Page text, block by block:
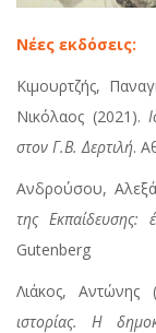
Νέες εκδόσεις:
Κιμουρτζής,
Νικόλαος (2021).
στον Γ.Β. Δερτιλή.
Ανδρούσου,
της Εκπαίδευσης:
Gutenberg
Λιάκος, Αντώνης
ιστορίας. Η